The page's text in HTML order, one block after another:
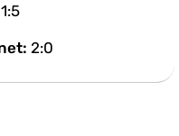
2:0